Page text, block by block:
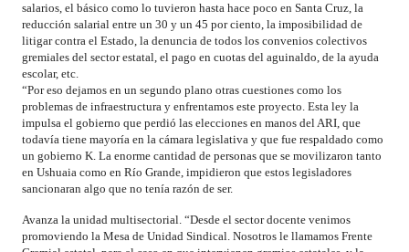
salarios, el básico como lo tuvieron hasta hace poco en Santa Cruz, la
reducción salarial entre un 30 y un 45 por ciento, la imposibilidad de
litigar contra el Estado, la denuncia de todos los convenios colectivos
gremiales del sector estatal, el pago en cuotas del aguinaldo, de la ayuda
escolar, etc.
“Por eso dejamos en un segundo plano otras cuestiones como los
problemas de infraestructura y enfrentamos este proyecto. Esta ley la
impulsa el gobierno que perdió las elecciones en manos del ARI, que
todavía tiene mayoría en la cámara legislativa y que fue respaldado como
un gobierno K. La enorme cantidad de personas que se movilizaron tanto
en Ushuaia como en Río Grande, impidieron que estos legisladores
sancionaran algo que no tenía razón de ser.
Avanza la unidad multisectorial. “Desde el sector docente venimos
promoviendo la Mesa de Unidad Sindical. Nosotros le llamamos Frente